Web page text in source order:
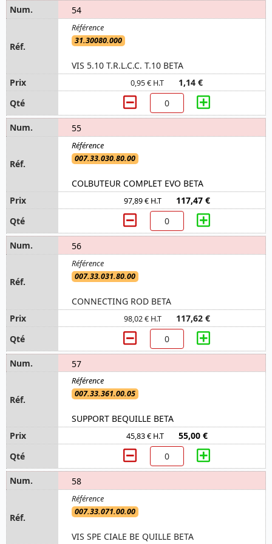
54
31.30080.000
VIS 5.10 T.R.L.C.C. T.10 BETA
0,95 € H.T 1,14 €
55
007.33.030.80.00
COLBUTEUR COMPLET EVO BETA
97,89 € H.T 117,47 €
56
007.33.031.80.00
CONNECTING ROD BETA
98,02 € H.T 117,62 €
57
007.33.361.00.05
SUPPORT BEQUILLE BETA
45,83 € H.T 55,00 €
58
007.33.071.00.00
VIS SPE CIALE BE QUILLE BETA